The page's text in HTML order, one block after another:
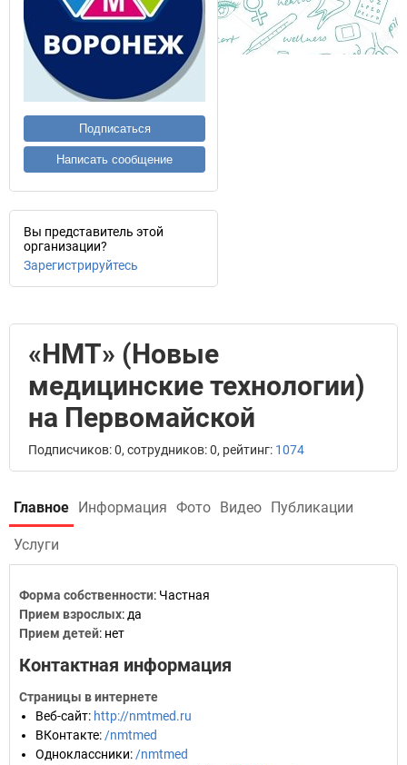
Подписаться
Написать сообщение
Вы представитель этой
организации?
Зарегистрируйтесь
«НМТ» (Новые
медицинские технологии)
на Первомайской
Подписчиков: 0, сотрудников: 0, рейтинг: 1074
Главное Информация Фото Видео Публикации
Услуги
Форма собственности: Частная
Прием взрослых: да
Прием детей: нет
Контактная информация
Страницы в интернете
Веб-сайт: http://nmtmed.ru
ВКонтакте: /nmtmed
Одноклассники: /nmtmed